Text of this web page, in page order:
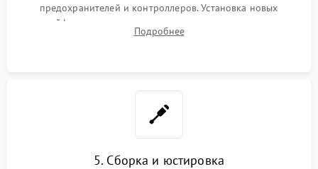
предохранителей и контроллеров. Установка новых
шлейфов, дисплея, механизма затвора или двигателя
автофокуса. Восстановление геометрии тубуса объектива
Подробнее
5. Сборка и юстировка